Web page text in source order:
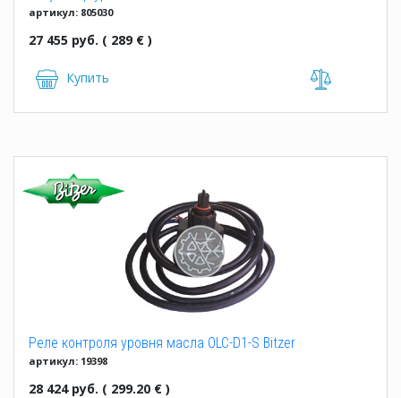
артикул: 805030
27 455 руб. ( 289 € )
Купить
Реле контроля уровня масла OLC-D1-S Bitzer
артикул: 19398
28 424 руб. ( 299.20 € )